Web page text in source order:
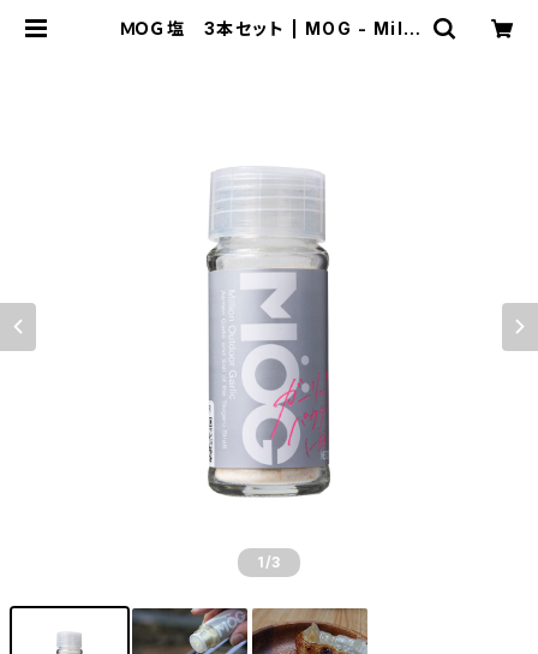
ＭＯＧ塩 3本セット | MOG - Milli
1 /3